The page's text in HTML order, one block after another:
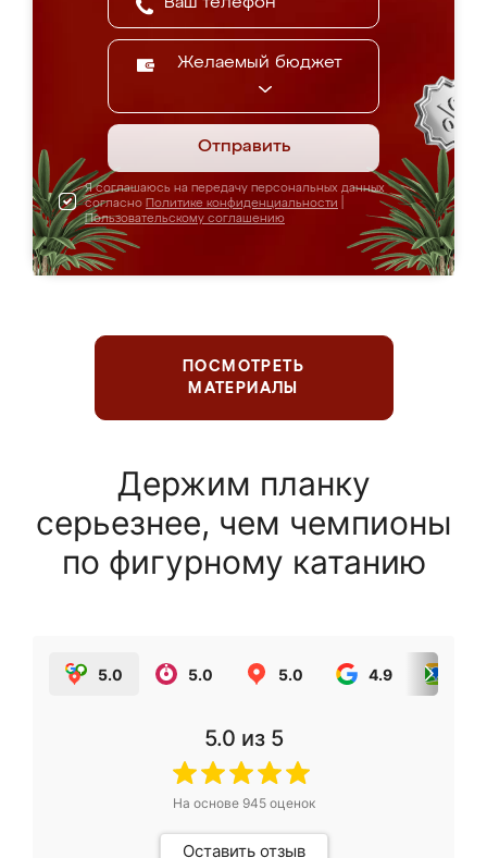
Желаемый бюджет
Отправить
Я соглашаюсь на передачу персональных данных
согласно Политике конфиденциальности
Пользовательскому соглашению
ПОСМОТРЕТЬ
МАТЕРИАЛЫ
Держим планку
серьезнее, чем чемпионы
по фигурному катанию
5.0 5.0 5.0 4.9
5.0 из 5
На основе 945оценок
Оставить отзыв